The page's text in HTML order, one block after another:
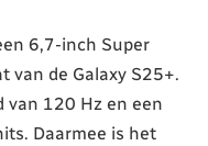
6,7-inch Super
van de Galaxy S25+.
van 120 Hz en een
Daarmee is het